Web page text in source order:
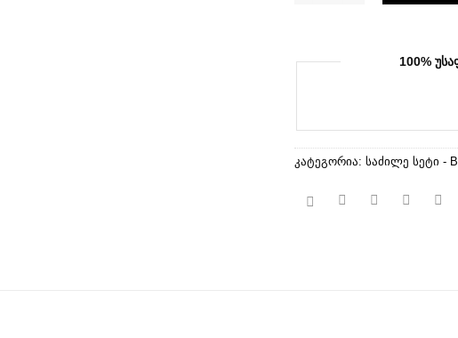
100%
კატეგორია: საძილე სეტი -